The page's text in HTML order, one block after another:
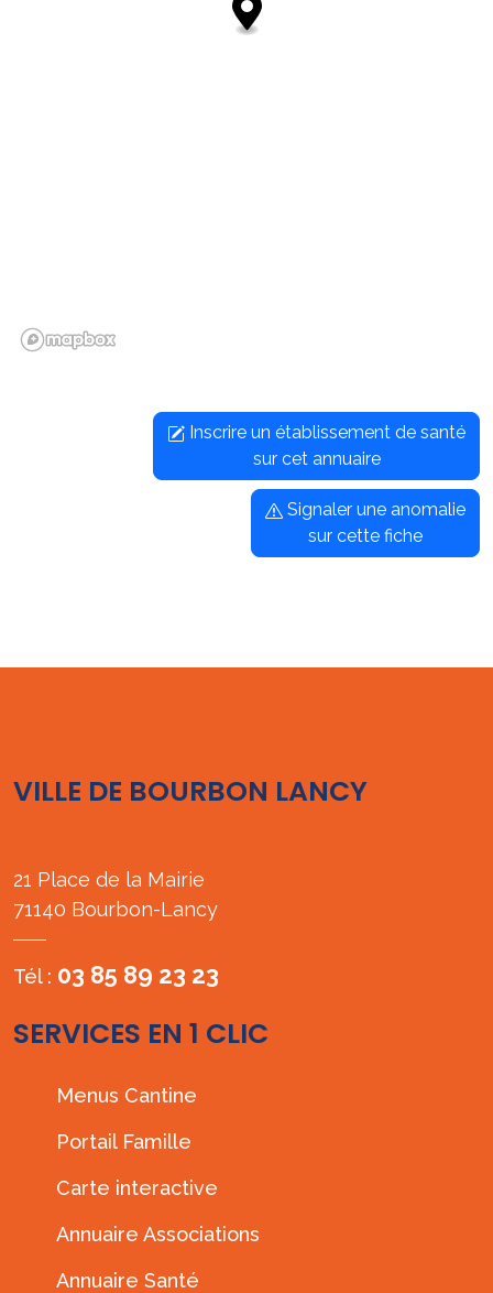
Inscrire un établissement de santé
sur cet annuaire
Signaler une anomalie
sur cette fiche
VILLE DE BOURBON LANCY
21 Place de la Mairie
71140 Bourbon-Lancy
Tél : 03 85 89 23 23
SERVICES EN 1 CLIC
Menus Cantine
Portail Famille
Carte interactive
Annuaire Associations
Annuaire Santé